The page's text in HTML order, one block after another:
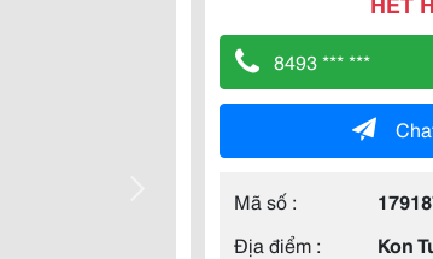
8493 *** ***
Mã số :
Địa điểm :
Kon